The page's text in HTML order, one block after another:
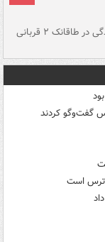
حادثه غرق‌شدگی در طاقانک ۲ قربانی
گفت‌وگو کردند
ترس است